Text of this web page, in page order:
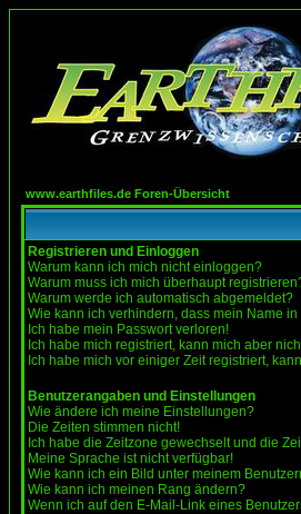
www.earthfiles.de Foren-Übersicht
Registrieren und Einloggen
Warum kann ich mich nicht einloggen?
Warum muss ich mich überhaupt
Warum werde ich automatisch abgemeldet?
Wie kann ich verhindern, dass mein Name
Ich habe mein Passwort verloren!
Ich habe mich registriert, kann mich aber
Ich habe mich vor einiger Zeit registriert,
Benutzerangaben und Einstellungen
Wie ändere ich meine Einstellungen?
Die Zeiten stimmen nicht!
Ich habe die Zeitzone gewechselt und die
Meine Sprache ist nicht verfügbar!
Wie kann ich ein Bild unter meinem
Wie kann ich meinen Rang ändern?
Wenn ich auf den E-Mail-Link eines